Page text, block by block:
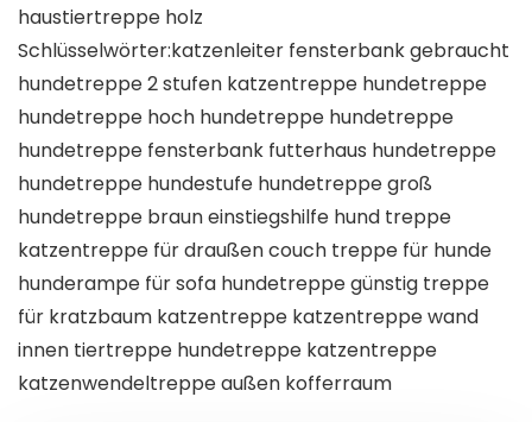
haustiertreppe holz
Schlüsselwörter:katzenleiter fensterbank gebraucht
hundetreppe 2 stufen katzentreppe hundetreppe
hundetreppe hoch hundetreppe hundetreppe
hundetreppe fensterbank futterhaus hundetreppe
hundetreppe hundestufe hundetreppe groß
hundetreppe braun einstiegshilfe hund treppe
katzentreppe für draußen couch treppe für hunde
hunderampe für sofa hundetreppe günstig treppe
für kratzbaum katzentreppe katzentreppe wand
innen tiertreppe hundetreppe katzentreppe
katzenwendeltreppe außen kofferraum